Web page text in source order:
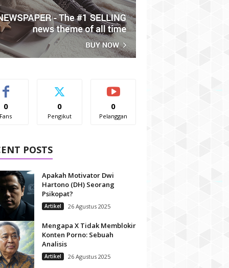
0
Fans
0
Pengikut
0
Pelanggan
POSTS
Apakah Motivator Dwi
Hartono (DH) Seorang
Psikopat?
Artikel 26 Agustus 2025
Mengapa X Tidak Memblokir
Konten Porno: Sebuah
Analisis
Artikel 26 Agustus 2025